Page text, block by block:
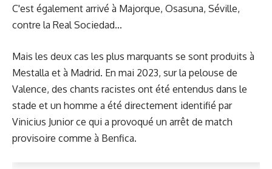
C'est également arrivé à Majorque, Osasuna, Séville,
contre la Real Sociedad...
Mais les deux cas les plus marquants se sont produits à
Mestalla et à Madrid. En mai 2023, sur la pelouse de
Valence, des chants racistes ont été entendus dans le
stade et un homme a été directement identifié par
Vinicius Junior ce qui a provoqué un arrêt de match
provisoire comme à Benfica.